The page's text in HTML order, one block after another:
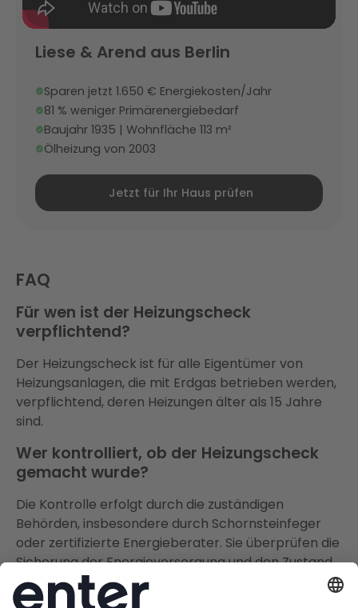
Liese & Arend aus Berlin
Sparen jetzt 1.650 € Energiekosten/Jahr
81 % weniger Primärenergiebedarf
Baujahr 1935 | Wohnfläche 113 m²
Ölheizung von 2003
Jetzt für Ihr Haus prüfen
FAQ
Für wen ist der Heizungscheck
verpflichtend?
Der Heizungscheck ist für alle Eigentümer von
Heizungsanlagen, die mit Erdgas betrieben werden,
verpflichtend, deren Heizungen älter als 15 Jahre
sind.
Wer kontrolliert, ob der Heizungscheck
gemacht wurde?
Die Kontrolle erfolgt durch die zuständigen
Behörden, insbesondere durch Schornsteinfeger
oder zertifizierte Energieberater. Sie überprüfen die
Sicherung der Energieversorgung und den Zustand
der Heizungssysteme.